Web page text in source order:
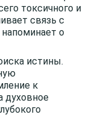
токсичного и
связь с
о
истины.
к
духовное